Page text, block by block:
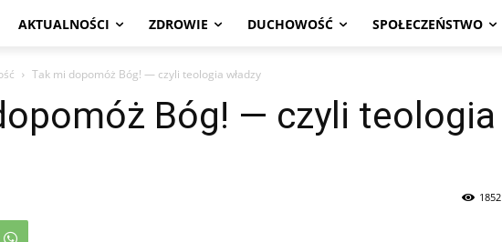
AKTUALNOŚCI ZDROWIE DUCHOWOŚĆ SPOŁECZEŃSTWO
Tak mi dopomóż Bóg! — czyli teologia władzy
Bóg! — czyli teologia
1852